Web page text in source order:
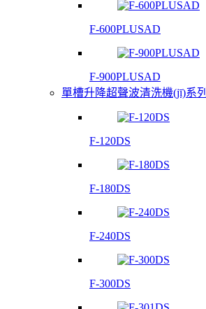
F-600PLUSAD
F-900PLUSAD
單槽升降超聲波清洗機(jī)系列
F-120DS
F-180DS
F-240DS
F-300DS